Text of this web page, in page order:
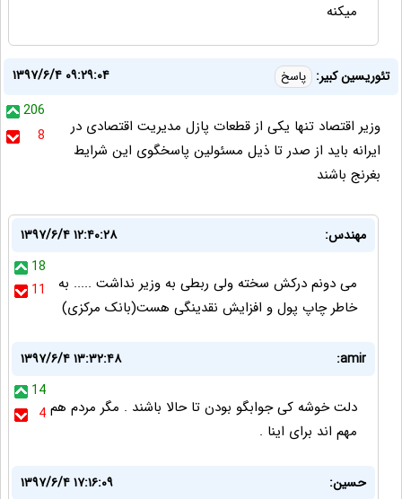
میکنه
تئوریسین کبیر: پاسخ
۱۳۹۷/۶/۴ ۰۹:۲۹:۰۴
206
8
وزیر اقتصاد تنها یکی از قطعات پازل مدیریت اقتصادی در
ایرانه باید از صدر تا ذیل مسئولین پاسخگوی این شرایط
بغرنج باشند
مهندس:
۱۳۹۷/۶/۴ ۱۲:۴۰:۲۸
18
11
می دونم درکش سخته ولی ربطی به وزیر نداشت ..... به
خاطر چاپ پول و افزایش نقدینگی هست(بانک مرکزی)
amir:
۱۳۹۷/۶/۴ ۱۳:۳۲:۴۸
14
4 دلت خوشه کی جوابگو بودن تا حالا باشند . مگر مردم هم
مهم اند برای اینا .
حسين:
۱۳۹۷/۶/۴ ۱۷:۱۶:۰۹